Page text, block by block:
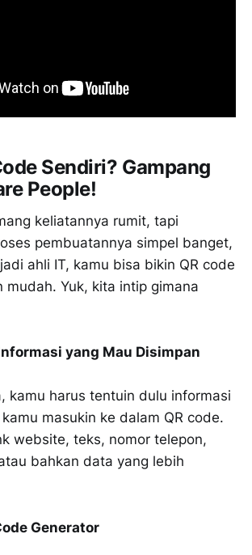
Sendiri? Gampang
People!
keliatannya rumit, tapi
pembuatannya simpel banget,
ahli IT, kamu bisa bikin QR code
mudah. Yuk, kita intip gimana
yang Mau Disimpan
kamu harus tentuin dulu informasi
masukin ke dalam QR code.
website, teks, nomor telepon,
bahkan data yang lebih
Generator